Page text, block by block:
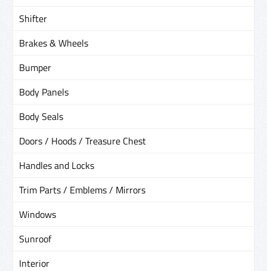
Shifter
Brakes & Wheels
Bumper
Body Panels
Body Seals
Doors / Hoods / Treasure Chest
Handles and Locks
Trim Parts / Emblems / Mirrors
Windows
Sunroof
Interior